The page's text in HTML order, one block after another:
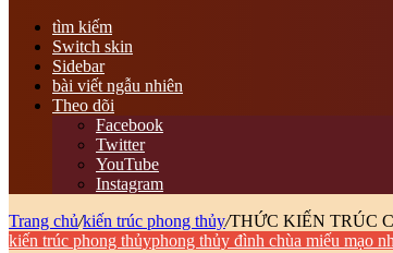
tìm kiếm
Switch skin
Sidebar
bài viết ngẫu nhiên
Theo dõi
Facebook
Twitter
YouTube
Instagram
Trang chủ/kiến trúc phong thủy/THỨC KIẾN TRÚC
kiến trúc phong thủyphong thủy đình chùa miếu mạo